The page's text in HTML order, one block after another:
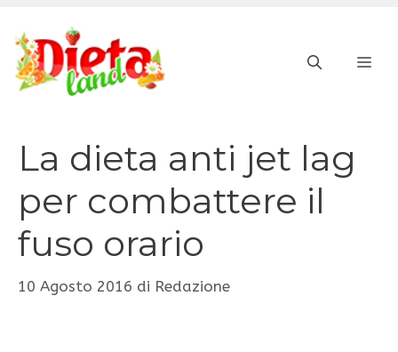
contenuto
La dieta anti jet lag
per combattere il
fuso orario
10 Agosto 2016 di Redazione